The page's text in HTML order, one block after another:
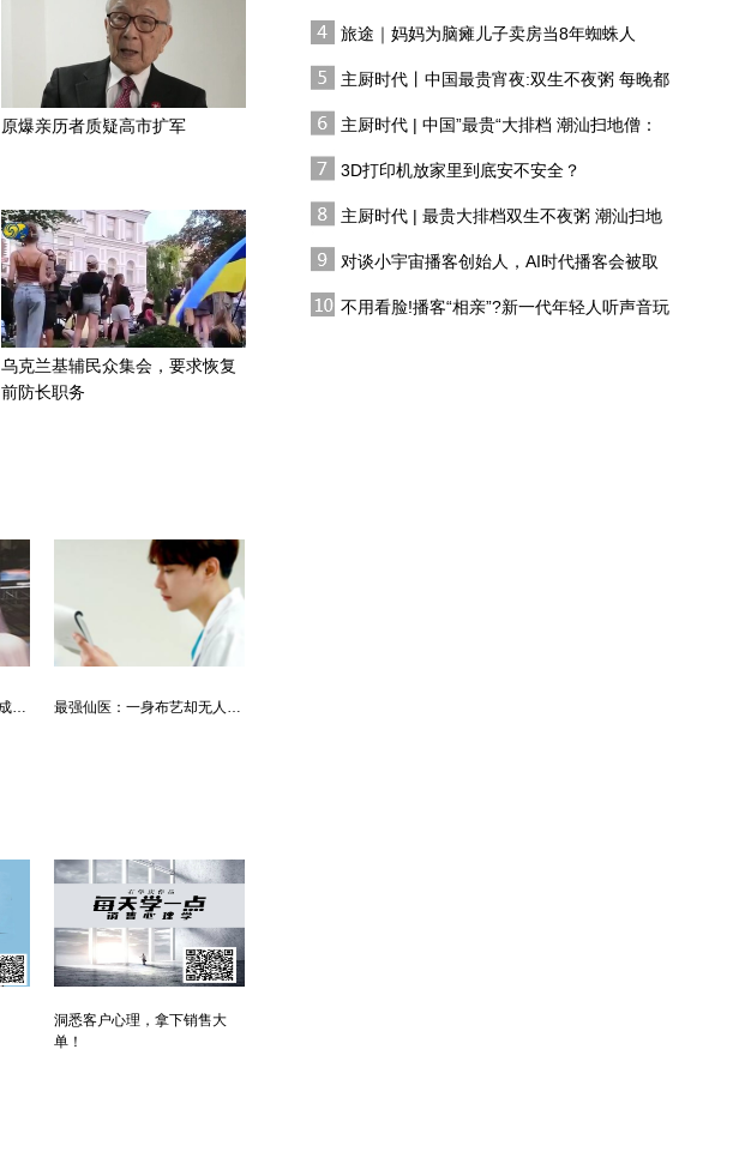
影后激动到语无伦次
走秀：面对镜头很紧张，
走不好会丢中国人的脸
“全班集体倒立，我就不
会！”高度回忆学舞生涯，
杨丽萍：舞蹈是与生俱来
言
《镖人》海外口碑火了，
原爆亲历者质疑高市扩军
乌克兰基辅民众集会，要求恢复
前防长职务
婿中狂龙:三年上门女婿后的爆发 男人四十：家有娇妻
洞悉客户心理，拿下销售大
单！
旅途｜妈妈为脑瘫儿子卖房当8年蜘蛛人
主厨时代丨中国最贵宵夜:双生不夜粥 每晚都
主厨时代 | 中国”最贵“大排档 潮汕扫地僧：
3D打印机放家里到底安不安全？
主厨时代 | 最贵大排档双生不夜粥 潮汕扫地
对谈小宇宙播客创始人，AI时代播客会被取
不用看脸!播客“相亲”?新一代年轻人听声音玩